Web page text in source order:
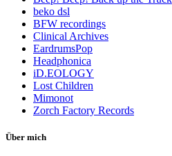
beko dsl
BFW recordings
Clinical Archives
EardrumsPop
Headphonica
iD.EOLOGY
Lost Children
Mimonot
Zorch Factory Records
Über mich